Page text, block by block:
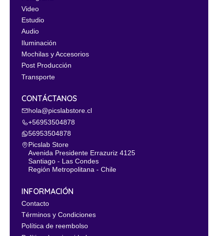
Video
Estudio
Audio
Iluminación
Mochilas y Accesorios
Post Producción
Transporte
CONTÁCTANOS
hola@picslabstore.cl
+56953504878
56953504878
Picslab Store
Avenida Presidente Errazuriz 4125
Santiago - Las Condes
Región Metropolitana - Chile
INFORMACIÓN
Contacto
Términos y Condiciones
Política de reembolso